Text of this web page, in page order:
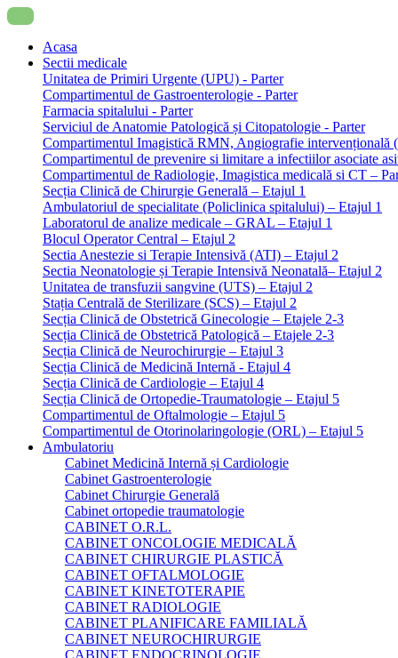
Acasa
Sectii medicale
Unitatea de Primiri Urgente (UPU) - Parter
Compartimentul de Gastroenterologie - Parter
Farmacia spitalului - Parter
Serviciul de Anatomie Patologică și Citopatologie - Parter
Compartimentul Imagistică RMN, Angiografie intervențională
Compartimentul de prevenire si limitare a infectiilor asociate
Compartimentul de Radiologie, Imagistica medicală si CT –
Secția Clinică de Chirurgie Generală – Etajul 1
Ambulatoriul de specialitate (Policlinica spitalului) – Etajul 1
Laboratorul de analize medicale – GRAL – Etajul 1
Blocul Operator Central – Etajul 2
Sectia Anestezie si Terapie Intensivă (ATI) – Etajul 2
Sectia Neonatologie și Terapie Intensivă Neonatală– Etajul 2
Unitatea de transfuzii sangvine (UTS) – Etajul 2
Stația Centrală de Sterilizare (SCS) – Etajul 2
Secția Clinică de Obstetrică Ginecologie – Etajele 2-3
Secția Clinică de Obstetrică Patologică – Etajele 2-3
Secția Clinică de Neurochirurgie – Etajul 3
Secția Clinică de Medicină Internă - Etajul 4
Secția Clinică de Cardiologie – Etajul 4
Secția Clinică de Ortopedie-Traumatologie – Etajul 5
Compartimentul de Oftalmologie – Etajul 5
Compartimentul de Otorinolaringologie (ORL) – Etajul 5
Ambulatoriu
Cabinet Medicină Internă și Cardiologie
Cabinet Gastroenterologie
Cabinet Chirurgie Generală
Cabinet ortopedie traumatologie
CABINET O.R.L.
CABINET ONCOLOGIE MEDICALĂ
CABINET CHIRURGIE PLASTICĂ
CABINET OFTALMOLOGIE
CABINET KINETOTERAPIE
CABINET RADIOLOGIE
CABINET PLANIFICARE FAMILIALĂ
CABINET NEUROCHIRURGIE
CABINET ENDOCRINOLOGIE